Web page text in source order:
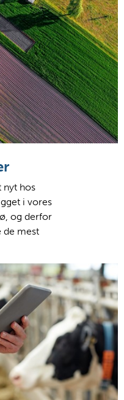
nyt hos
i vores
og derfor
de mest